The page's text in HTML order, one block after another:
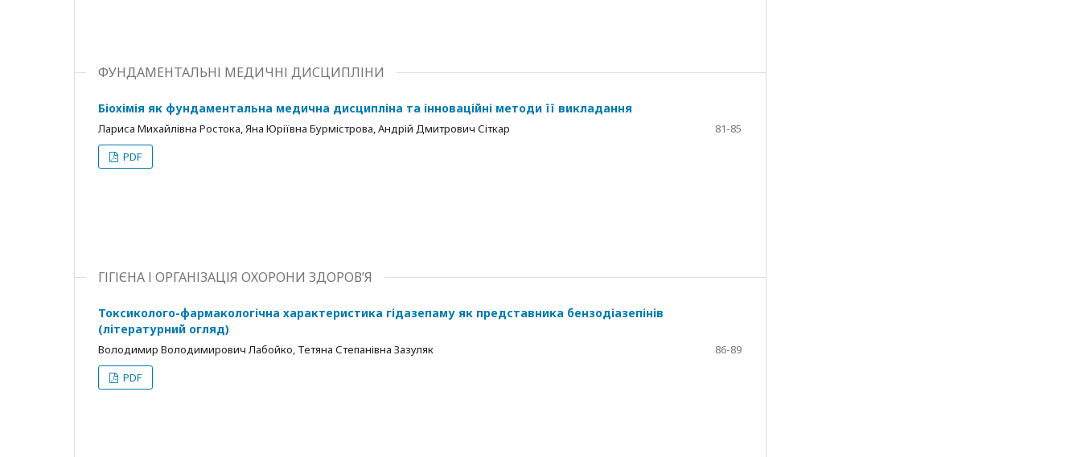
ФУНДАМЕНТАЛЬНІ МЕДИЧНІ ДИСЦИПЛІНИ
Біохімія як фундаментальна медична дисципліна та інноваційні методи її викладання
Лариса Михайлівна Ростока, Яна Юріївна Бурмістрова, Андрій Дмитрович Сіткар
81-85
PDF
ГІГІЄНА І ОРГАНІЗАЦІЯ ОХОРОНИ ЗДОРОВ’Я
Токсиколого-фармакологічна характеристика гідазепаму як представника бензодіазепінів
(літературний огляд)
Володимир Володимирович Лабойко, Тетяна Степанівна Зазуляк
86-89
PDF